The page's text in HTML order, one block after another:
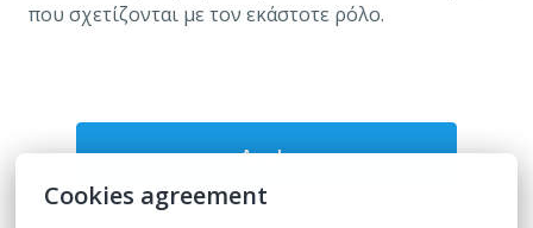
Cookies agreement
που σχετίζονται με τον εκάστοτε ρόλο.
Apply